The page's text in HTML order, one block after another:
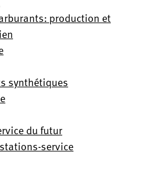
production et
synthétiques
du futur
service